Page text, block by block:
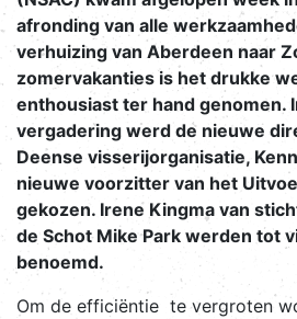
afronding van alle
verhuizing van Aberdeen naar
zomervakanties is het drukke
enthousiast ter hand genomen.
vergadering werd de nieuwe
Deense visserijorganisatie,
nieuwe voorzitter van het
gekozen. Irene Kingma van
de Schot Mike Park werden tot
benoemd.
Om de efficiëntie te vergroten